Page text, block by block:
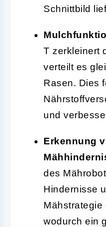
Schnittbild
T zerkleinert
verteilt es
Rasen. Dies
und
Erkennung
des
Hindernisse
Mähstrategie
wodurch ein